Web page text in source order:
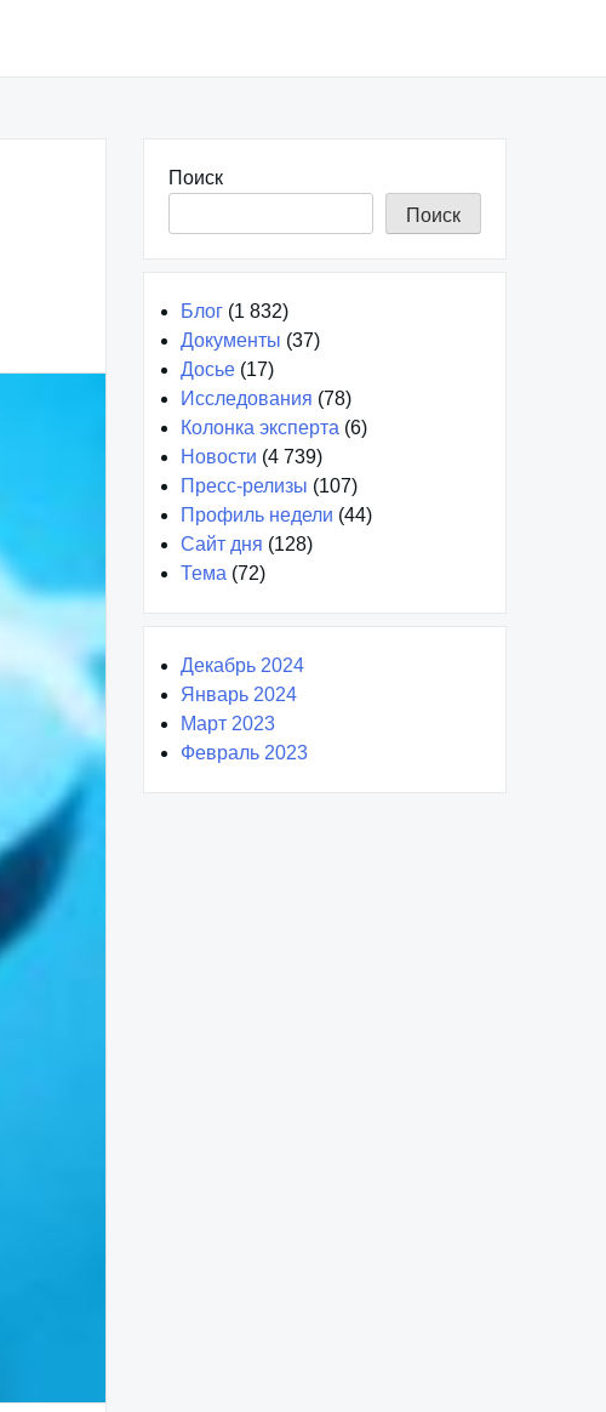
Поиск
Поиск
Блог (1 832)
Документы (37)
Досье (17)
Исследования (78)
Колонка эксперта (6)
Новости (4 739)
Пресс-релизы (107)
Профиль недели (44)
Сайт дня (128)
Тема (72)
Декабрь 2024
Январь 2024
Март 2023
Февраль 2023